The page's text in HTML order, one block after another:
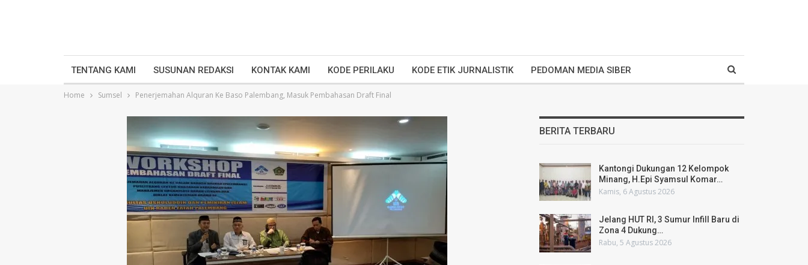
TENTANG KAMI SUSUNAN REDAKSI KONTAK KAMI KODE PERILAKU KODE ETIK JURNALISTIK PEDOMAN MEDIA SIBER
Home Sumsel Penerjemahan Alquran Ke Baso Palembang, Masuk Pembahasan Draft Final
BERITA TERBARU
Kantongi Dukungan 12 Kelompok
Minang, H.Epi Syamsul Komar…
Kamis, 6 Agustus 2026
Jelang HUT RI, 3 Sumur Infill Baru di
Zona 4 Dukung…
Rabu, 5 Agustus 2026